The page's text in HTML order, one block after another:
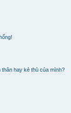
thân hay kẻ thù của mình?